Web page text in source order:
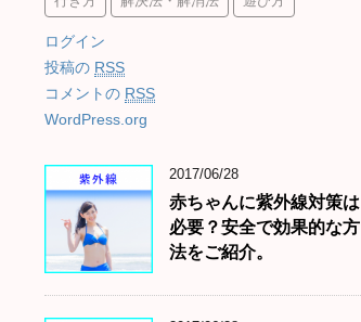
ログイン
投稿の RSS
コメントの RSS
WordPress.org
2017/06/28
赤ちゃんに紫外線対策は
必要？安全で効果的な方
法をご紹介。